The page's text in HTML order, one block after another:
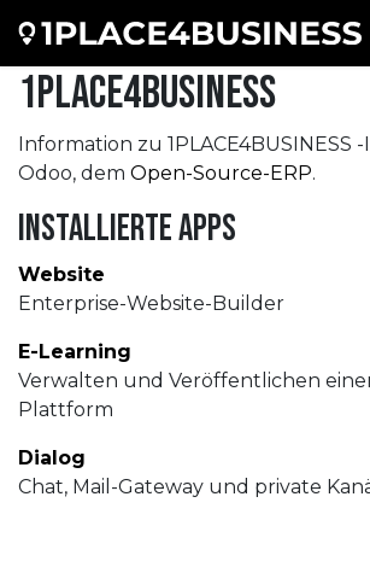
1PLACE4BUSINESS
Information zu 1PLACE4BUSINESS
Odoo, dem Open-Source-ERP.
Installierte Apps
Website
Enterprise-Website-Builder
E-Learning
Verwalten und Veröffentlichen
Plattform
Dialog
Chat, Mail-Gateway und private